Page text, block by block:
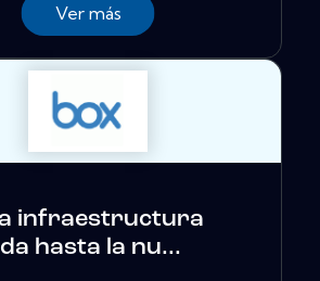
Ver más
infraestructura
hasta la nu...